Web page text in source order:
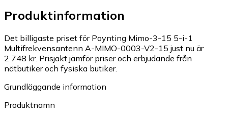
Produktinformation
Det billigaste priset för Poynting Mimo-3-15 5-i-1
Multifrekvensantenn A-MIMO-0003-V2-15 just nu är
2 748 kr. Prisjakt jämför priser och erbjudande från
nätbutiker och fysiska butiker.
Grundläggande information
Produktnamn